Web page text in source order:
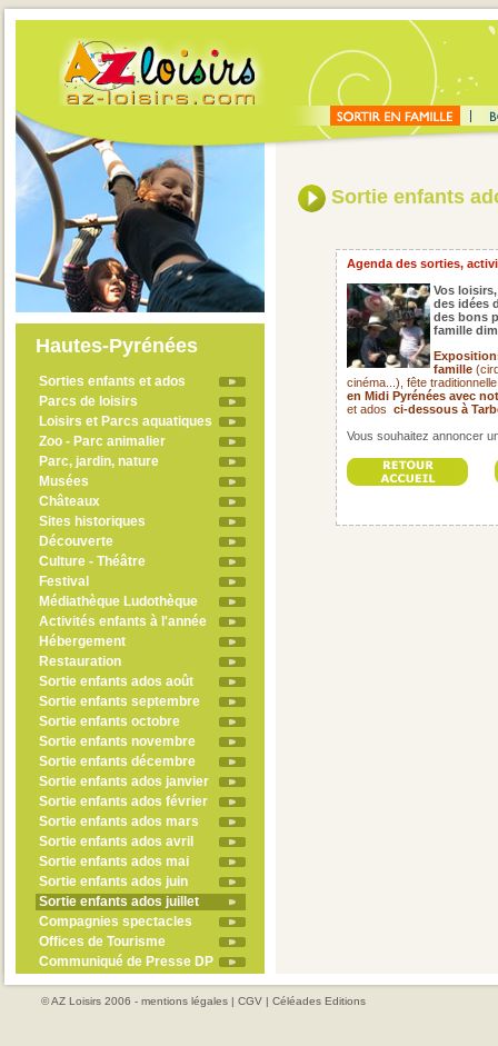
Hautes-Pyrénées
Sorties enfants et ados
Parcs de loisirs
Loisirs et Parcs aquatiques
Zoo - Parc animalier
Parc, jardin, nature
Musées
Châteaux
Sites historiques
Découverte
Culture - Théâtre
Festival
Médiathèque Ludothèque
Activités enfants à l'année
Hébergement
Restauration
Sortie enfants ados août
Sortie enfants septembre
Sortie enfants octobre
Sortie enfants novembre
Sortie enfants décembre
Sortie enfants ados janvier
Sortie enfants ados février
Sortie enfants ados mars
Sortie enfants ados avril
Sortie enfants ados mai
Sortie enfants ados juin
Sortie enfants ados juillet
Compagnies spectacles
Offices de Tourisme
Communiqué de Presse DP
Sortie enfants
Agenda des sorties,
Vos
des idées
des bons
famille
famille
cinéma...), fête
en Midi Pyrénées avec
et ados ci-dessous à
Vous souhaitez annoncer
© AZ Loisirs 2006 - mentions légales | CGV | Céléades Editions